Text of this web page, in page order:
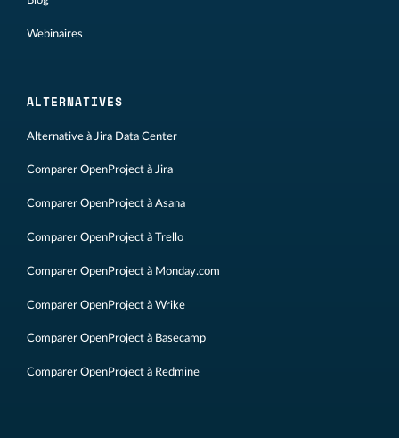
Webinaires
ALTERNATIVES
Alternative à Jira Data Center
Comparer OpenProject à Jira
Comparer OpenProject à Asana
Comparer OpenProject à Trello
Comparer OpenProject à Monday.com
Comparer OpenProject à Wrike
Comparer OpenProject à Basecamp
Comparer OpenProject à Redmine